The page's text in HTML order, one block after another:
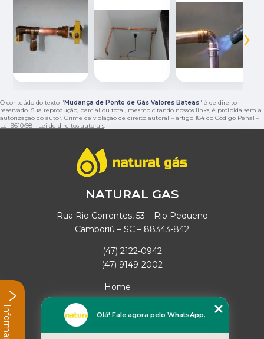
‹ ›
O conteúdo do texto "Mudança de Ponto de Gás Valores Bateas" é de direito
reservado. Sua reprodução, parcial ou total, mesmo citando nossos links, é proibida sem a
autorização do autor. Crime de violação de direito autoral – artigo 184 do Código Penal –
Lei 9610/98 - Lei de direitos autorais.
NATURAL GAS
Rua Rio Correntes, 53 – Rio Pequeno
Camboriú – SC – 88343-842
(47) 2122-0942
(47) 9149-2002
Home
Empresa
Missão
Olá! Fale agora pelo WhatsApp.